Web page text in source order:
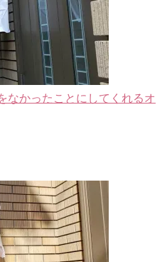
なかったことにしてくれるオ